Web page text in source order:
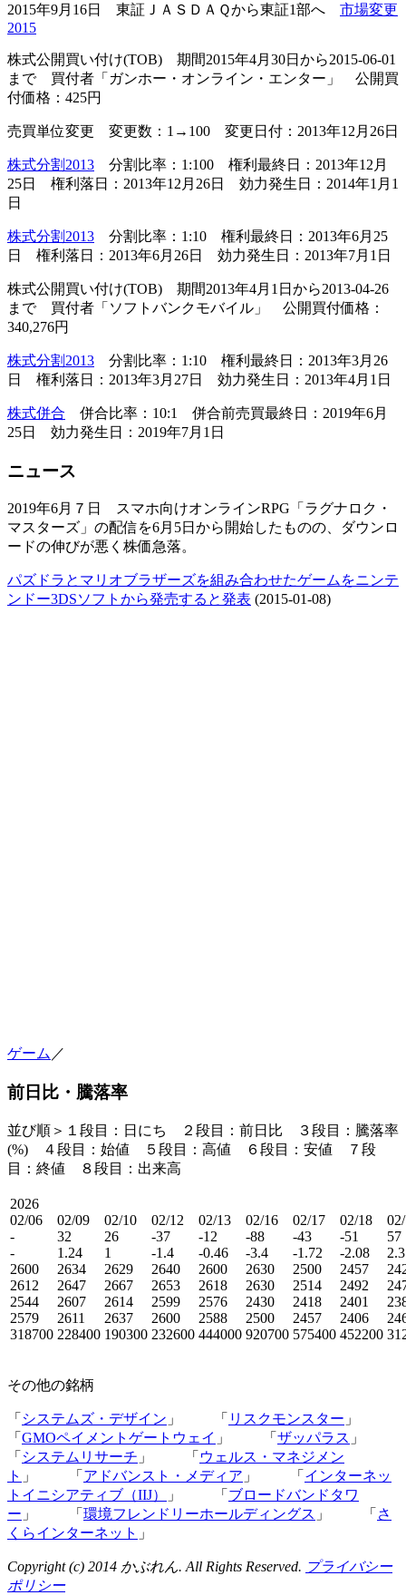
2015年9月16日 東証ＪＡＳＤＡＱから東証1部へ 市場変更
2015
株式公開買い付け(TOB) 期間2015年4月30日から2015-06-01
まで 買付者「ガンホー・オンライン・エンター」 公開買
付価格：425円
売買単位変更 変更数：1→100 変更日付：2013年12月26日
株式分割2013 分割比率：1:100 権利最終日：2013年12月
25日 権利落日：2013年12月26日 効力発生日：2014年1月1
日
株式分割2013 分割比率：1:10 権利最終日：2013年6月25
日 権利落日：2013年6月26日 効力発生日：2013年7月1日
株式公開買い付け(TOB) 期間2013年4月1日から2013-04-26
まで 買付者「ソフトバンクモバイル」 公開買付価格：
340,276円
株式分割2013 分割比率：1:10 権利最終日：2013年3月26
日 権利落日：2013年3月27日 効力発生日：2013年4月1日
株式併合 併合比率：10:1 併合前売買最終日：2019年6月
25日 効力発生日：2019年7月1日
ニュース
2019年6月７日 スマホ向けオンラインRPG「ラグナロク・
マスターズ」の配信を6月5日から開始したものの、ダウンロ
ードの伸びが悪く株価急落。
パズドラとマリオブラザーズを組み合わせたゲームをニンテ
ンドー3DSソフトから発売すると発表 (2015-01-08)
ゲーム ／
前日比・騰落率
並び順＞１段目：日にち ２段目： 前日比 ３段目： 騰落率
(%) ４段目：始値 ５段目：高値 ６段目：安値 ７段
目：終値 ８段目：出来高
2026
02/06
-
-
2600
2612
2544
2579
318700
02/09
32
1.24
2634
2647
2607
2611
228400
02/10
26
1
2629
2667
2614
2637
190300
02/12
-37
-1.4
2640
2653
2599
2600
232600
02/13
-12
-0.46
2600
2618
2576
2588
444000
02/16
-88
-3.4
2630
2630
2430
2500
920700
02/17
-43
-1.72
2500
2514
2418
2457
575400
02/18
-51
-2.08
2457
2492
2401
2406
452200
57
その他の銘柄
「 システムズ・デザイン 」 「 リスクモンスター 」
「 GMOペイメントゲートウェイ 」 「 ザッパラス 」
「 システムリサーチ 」 「 ウェルス・マネジメン
ト 」 「 アドバンスト・メディア 」 「 インターネッ
トイニシアティブ（IIJ）
」 「 ブロードバンドタワ
ー 」 「 環境フレンドリーホールディングス 」 「 さ
くらインターネット 」
Copyright (c) 2014 かぶれん. All Rights Reserved. プライバシー
ポリシー